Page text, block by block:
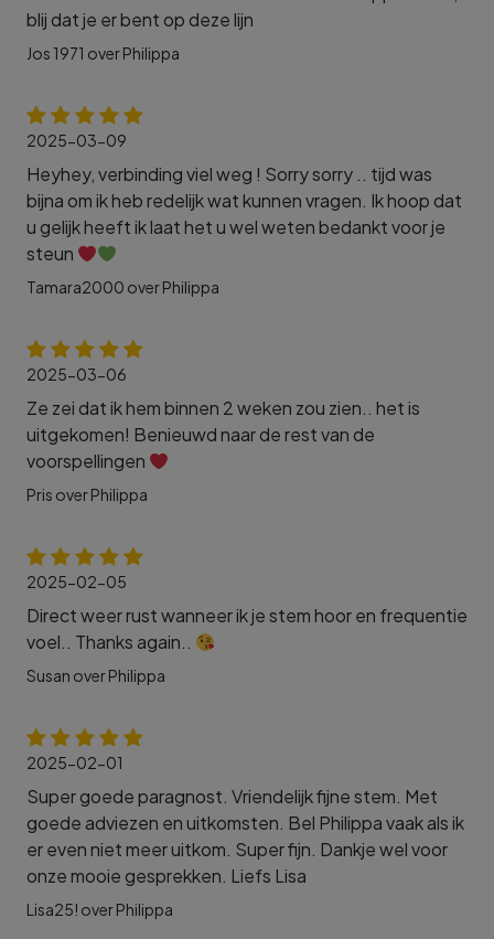
blij dat je er bent op deze lijn
Jos 1971 over Philippa
2025-03-09
Heyhey, verbinding viel weg ! Sorry sorry .. tijd was
bijna om ik heb redelijk wat kunnen vragen. Ik hoop dat
u gelijk heeft ik laat het u wel weten bedankt voor je
steun
Tamara2000 over Philippa
2025-03-06
Ze zei dat ik hem binnen 2 weken zou zien.. het is
uitgekomen! Benieuwd naar de rest van de
voorspellingen
Pris over Philippa
2025-02-05
Direct weer rust wanneer ik je stem hoor en frequentie
voel.. Thanks again..
Susan over Philippa
2025-02-01
Super goede paragnost. Vriendelijk fijne stem. Met
goede adviezen en uitkomsten. Bel Philippa vaak als ik
er even niet meer uitkom. Super fijn. Dankje wel voor
onze mooie gesprekken. Liefs Lisa
Lisa25! over Philippa